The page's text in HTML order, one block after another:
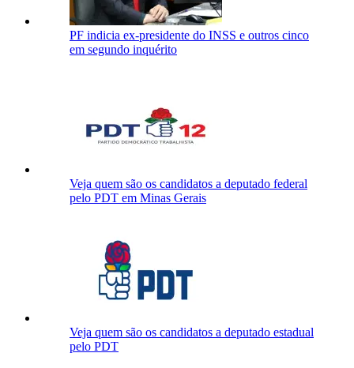
PF indicia ex-presidente do INSS e outros cinco
em segundo inquérito
Veja quem são os candidatos a deputado federal
pelo PDT em Minas Gerais
Veja quem são os candidatos a deputado estadual
pelo PDT